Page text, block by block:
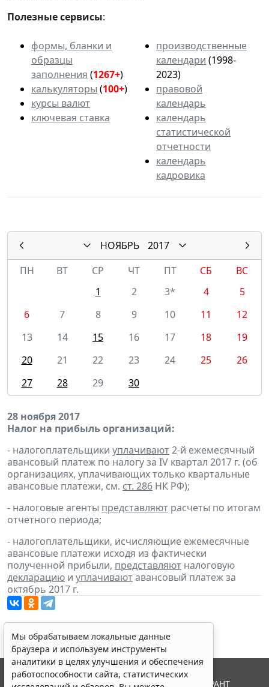
Полезные сервисы:
формы, бланки и
образцы
заполнения (1267+)
калькуляторы (100+)
курсы валют
ключевая ставка
производственные
календари (1998-
2023)
правовой
календарь
календарь
статистической
отчетности
календарь
кадровика
НОЯБРЬ
2017
ПН
ВТ СР ЧТ ПТ СБ
ВС
1
2 3* 4
5
6
7 8 9 10 11
12
13
14 15 16 17 18
19
20
21 22 23 24 25
26
27
28 29 30
28 ноября 2017
Налог на прибыль организаций:
- налогоплательщики уплачивают2-й ежемесячный
авансовый платеж по налогу за IV квартал 2017 г. (об
организациях, уплачивающих только квартальные
авансовые платежи, см. ст. 286 НК РФ);
- налоговые агенты представляют расчеты по итогам
отчетного периода;
- налогоплательщики, исчисляющие ежемесячные
авансовые платежи исходя из фактически
полученной прибыли, представляют налоговую
декларацию и уплачиваютавансовый платеж за
октябрь 2017 г.
Мы обрабатываем локальные данные
браузера и используем инструменты
аналитики в целях улучшения и обеспечения
работоспособности сайта, статистических
© ООО "НПП "ГАРАНТ-СЕРВИС", 2026. Система ГАРАНТ